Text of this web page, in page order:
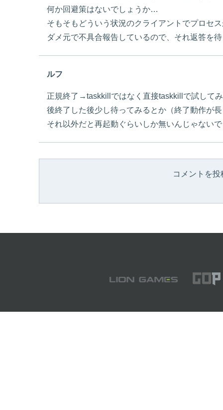
何か回避策はないでしょうか…
そもそもどういう状況のクライアントでプロセ
ダメ元で不具合報告しているので、それ返答を
ルフ
正規終了→taskkillではなく直接taskkillで試して
後終了した後少し待ってみるとか（終了動作が
それ以外だと再起動ぐらいしか無いんじゃない
コメントを